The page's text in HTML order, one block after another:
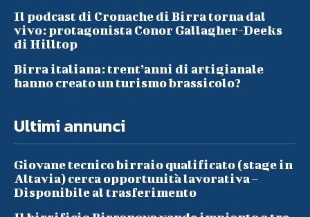
Il podcast di Cronache di Birra torna dal
vivo: protagonista Conor Gallagher-Deeks
di Hilltop
Birra italiana: trent’anni di artigianale
hanno creato un turismo brassicolo?
Ultimi annunci
Giovane tecnico birraio qualificato (stage in
Altavia) cerca opportunità lavorativa –
Disponibile al trasferimento